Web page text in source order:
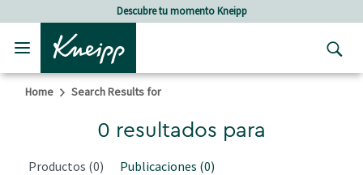
Skip to main content
Skip to footer contentDescubre tu momento Kneipp
Home Search Results for
0 resultados para
Productos (0) Publicaciones (0)